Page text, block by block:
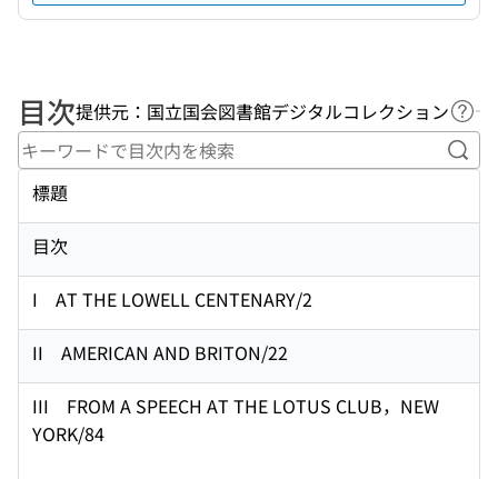
目次提供元：国立国会図書館デジタルコレクション ヘ
キ
標題
目次
I AT THE LOWELL CENTENARY/2
II AMERICAN AND BRITON/22
III FROM A SPEECH AT THE LOTUS CLUB，NEW
YORK/84